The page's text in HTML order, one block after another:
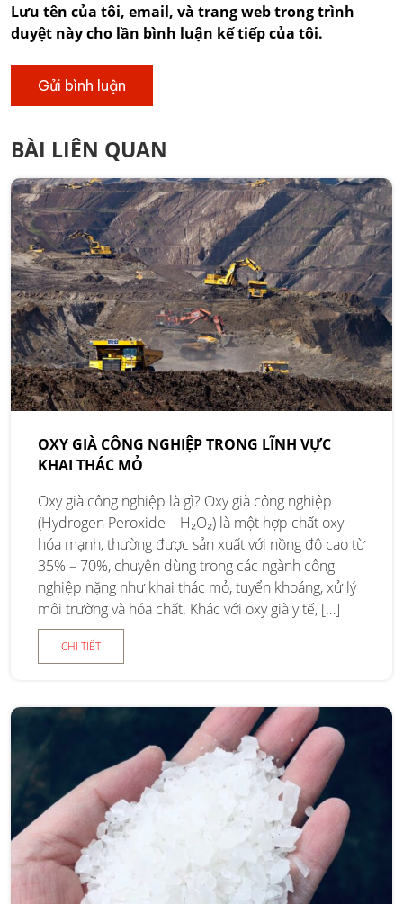
Lưu tên của tôi, email, và trang web trong trình
duyệt này cho lần bình luận kế tiếp của tôi.
BÀI LIÊN QUAN
OXY GIÀ CÔNG NGHIỆP TRONG LĨNH VỰC
KHAI THÁC MỎ
Oxy già công nghiệp là gì? Oxy già công nghiệp
(Hydrogen Peroxide – H₂O₂) là một hợp chất oxy
hóa mạnh, thường được sản xuất với nồng độ cao từ
35% – 70%, chuyên dùng trong các ngành công
nghiệp nặng như khai thác mỏ, tuyển khoáng, xử lý
môi trường và hóa chất. Khác với oxy già y tế, […]
CHI TIẾT